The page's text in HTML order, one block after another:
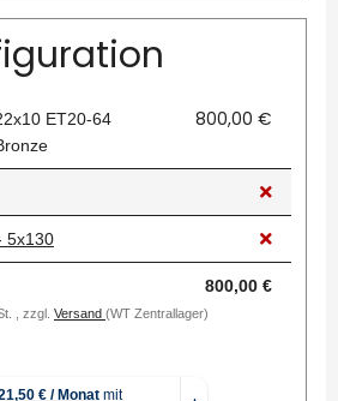
ET20-64
800,00 €
5x130
800,00 €
, zzgl. Versand (WT Zentrallager)